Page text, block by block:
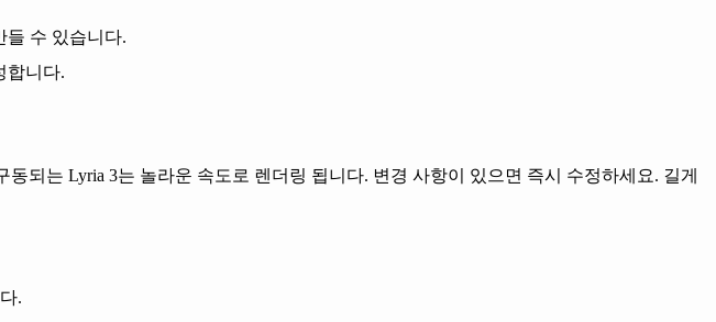
들 수 있습니다.
합니다.
동되는 Lyria 3는 놀라운 속도로 렌더링 됩니다. 변경 사항이 있으면 즉시 수정하세요. 길게
.